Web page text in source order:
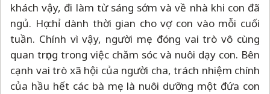
khách vậy, đi làm từ sáng sớm và về nhà khi con đã
ngủ. Họ chỉ dành thời gian cho vợ con vào mỗi cuối
tuần. Chính vì vậy, người mẹ đóng vai trò vô cùng
quan trọng trong việc chăm sóc và nuôi dạy con. Bên
cạnh vai trò xã hội của người cha, trách nhiệm chính
của hầu hết các bà mẹ là nuôi dưỡng một đứa con